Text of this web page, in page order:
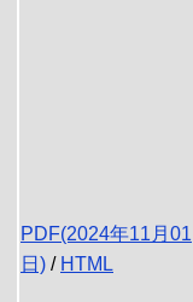
PDF(2024年11月01
日) / HTML